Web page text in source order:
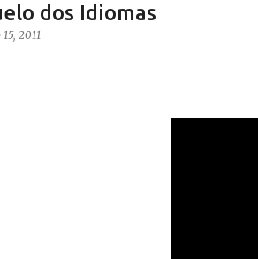
dos Idiomas
2011